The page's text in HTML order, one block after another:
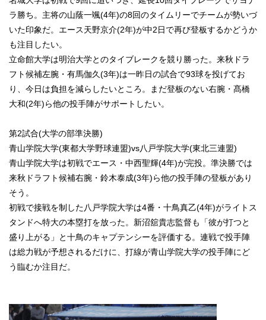
ラ勝ち。主将の山蔭一颯(4年)の8回のタイムリーでチームが勢いづ
いた印象だ。エース天野京介(2年)が中2日で再び登板するかどうか
も注目したい。
立命館大学は明治大学とのタイブレークを競り勝った。来秋ドラ
フト候補左腕・有馬伽久(3年)は一昨日の試合で93球を投げてお
り、今日は負担を減らしたいところ。まだ登板のない右腕・髙橋
大和(2年)ら他の投手陣がサポートしたい。
第2試合(大学の部準決勝)
青山学院大学(東都大学野球連盟)vs八戸学院大学(東北三連盟)
青山学院大学は初戦でエース・中西聖輝(4年)が完投。準決勝では
来秋ドラフト候補右腕・鈴木泰成(3年)ら他の投手陣の登板があり
そう。
初戦で接戦を制した八戸学院大学は4番・十鳥真乙(4年)がライトス
タンドへ特大の本塁打を放った。新沼舘貴志監督も「彼が打つと
盛り上がる」と十鳥のキャプテンシーを評価する。連戦で投手陣
は総力戦が予想されるだけに、打線が青山学院大学の投手陣にど
う臨むか注目だ。